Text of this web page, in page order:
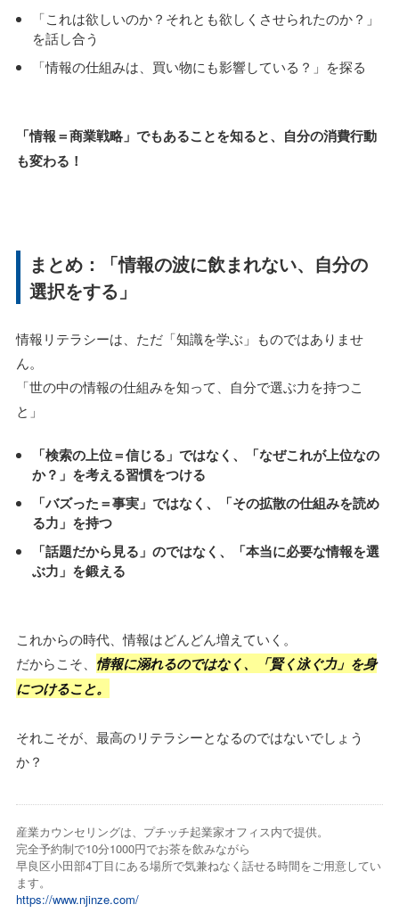
「これは欲しいのか？それとも欲しくさせられたのか？」
を話し合う
「情報の仕組みは、買い物にも影響している？」を探る
「情報＝商業戦略」でもあることを知ると、自分の消費行動
も変わる！
まとめ：「情報の波に飲まれない、自分の
選択をする」
情報リテラシーは、ただ「知識を学ぶ」ものではありませ
ん。
「世の中の情報の仕組みを知って、自分で選ぶ力を持つこ
と」
「検索の上位＝信じる」ではなく、「なぜこれが上位なの
か？」を考える習慣をつける
「バズった＝事実」ではなく、「その拡散の仕組みを読め
る力」を持つ
「話題だから見る」のではなく、「本当に必要な情報を選
ぶ力」を鍛える
これからの時代、情報はどんどん増えていく。
だからこそ、 情報に溺れるのではなく、「賢く泳ぐ力」を身
につけること。
それこそが、最高のリテラシーとなるのではないでしょう
か？
産業カウンセリングは、プチッチ起業家オフィス内で提供。
完全予約制で10分1000円でお茶を飲みながら
早良区小田部4丁目にある場所で気兼ねなく話せる時間をご用意してい
ます。
https://www.njinze.com/